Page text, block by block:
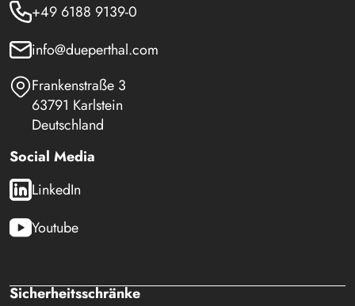
+49 6188 9139-0
info@dueperthal.com
Frankenstraße 3
63791 Karlstein
Deutschland
Social Media
LinkedIn
Youtube
Sicherheitsschränke